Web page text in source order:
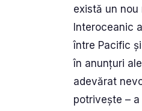
există un nou
Interoceanic
între Pacific
în anunțuri
adevărat
potrivește –